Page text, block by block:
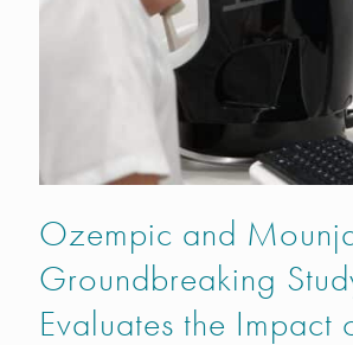
Ozempic and
Groundbreaking
Evaluates the